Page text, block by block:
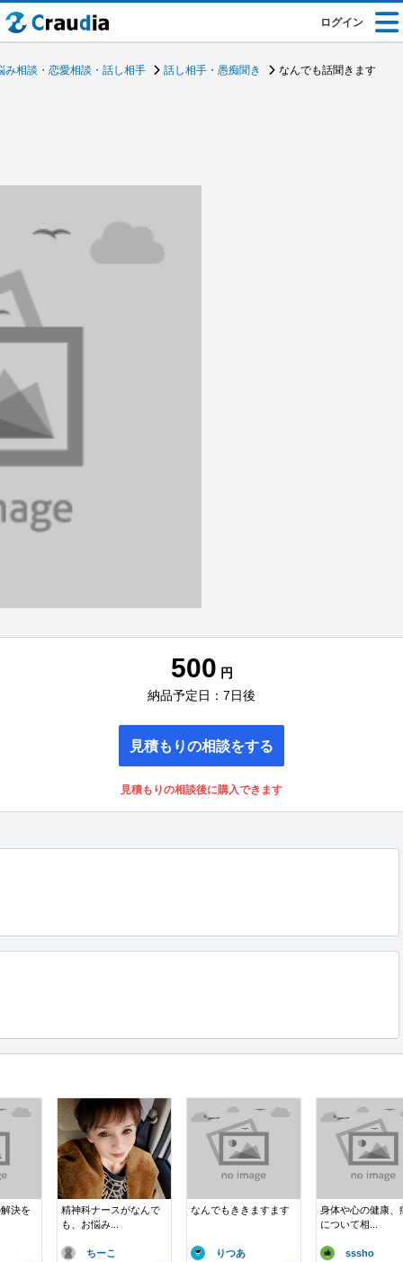
ログイン
み相談・恋愛相談・話し相手 話し相手・愚痴聞き なんでも話聞きます
500 円
納品予定日：7日後
見積もりの相談をする
見積もりの相談後に購入できます
決を
精神科ナースがなんで
も、お悩み...
ちーこ
なんでもききますます
りつあ
身体や心の健康、
について相...
sssho